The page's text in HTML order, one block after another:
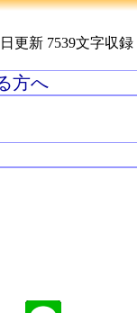
更新 7539文字収録
方へ